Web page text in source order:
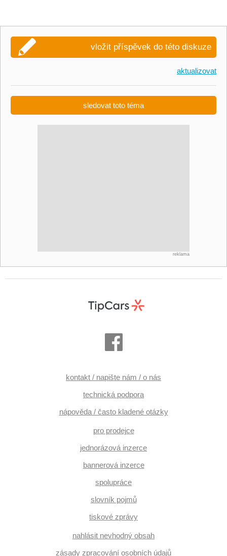
vložit příspěvek do této diskuze
aktualizovat
sledovat toto téma
reklama
kontakt / napište nám / o nás
technická podpora
nápověda / často kladené otázky
pro prodejce
jednorázová inzerce
bannerová inzerce
spolupráce
slovník pojmů
tiskové zprávy
nahlásit nevhodný obsah
zásady zpracování osobních údajů